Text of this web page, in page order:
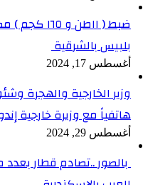
ضبط ( ١١طن
بلبيس بالشرقية
أغسطس 17, 2024
وزير الخارجية والهجرة
هاتفياً مع وزيرة خارجية
أغسطس 29, 2024
بالصور ..تصادم قطار بعدد